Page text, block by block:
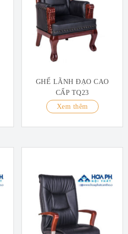
GHẾ LÃNH ĐẠO CAO
CẤP TQ23
Xem thêm